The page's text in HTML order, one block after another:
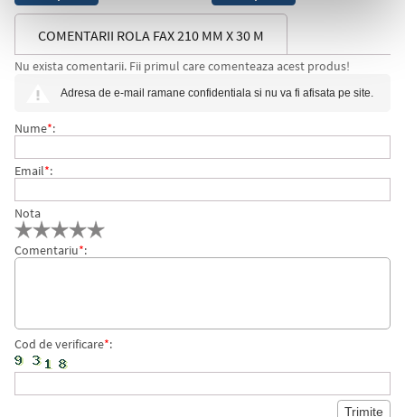
COMENTARII ROLA FAX 210 MM X 30 M
Nu exista comentarii. Fii primul care comenteaza acest produs!
Adresa de e-mail ramane confidentiala si nu va fi afisata pe site.
Nume*:
Email*:
Nota
Comentariu*:
Cod de verificare*: